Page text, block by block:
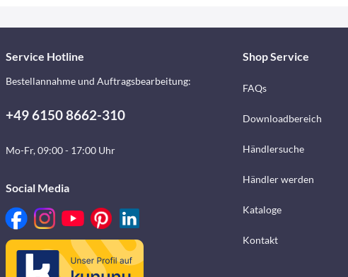
Service Hotline
Bestellannahme und Auftragsbearbeitung:
+49 6150 8662-310
Mo-Fr, 09:00 - 17:00 Uhr
Social Media
Shop Service
FAQs
Downloadbereich
Händlersuche
Händler werden
Kataloge
Kontakt